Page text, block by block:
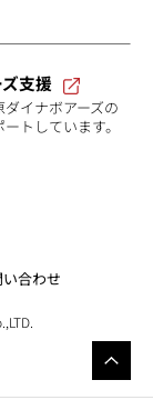
支援
イナボアーズの
トしています。
合わせ